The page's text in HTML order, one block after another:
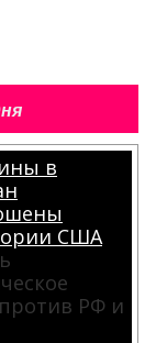
в
США
РФ и